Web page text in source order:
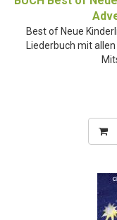
Best of Neue
Liederbuch mit